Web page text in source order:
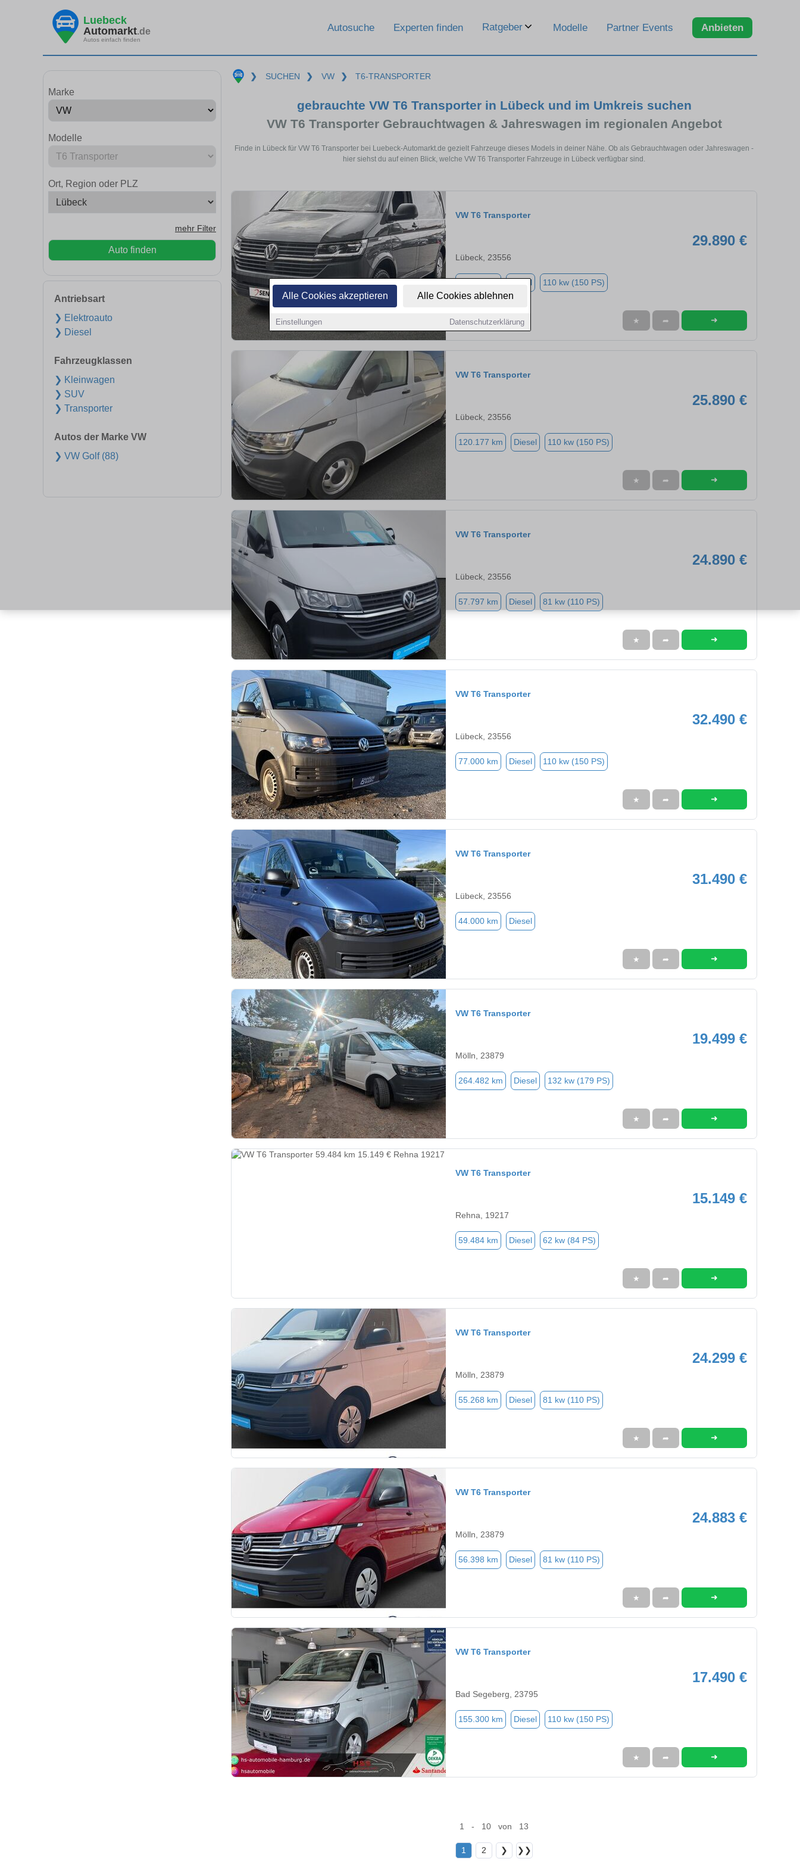
Alle Cookies akzeptieren Alle Cookies ablehnen
Einstellungen Datenschutzerklärung
Luebeck
Automarkt.de
Autos einfach finden
Autosuche Experten finden Ratgeber Modelle Partner Events Anbieten
Marke
Modelle
Ort, Region oder PLZ
mehr Filter
Auto finden
Antriebsart
❯ Elektroauto
❯ Diesel
Fahrzeugklassen
❯ Kleinwagen
❯ SUV
❯ Transporter
Autos der Marke VW
❯ VW Golf (88)
❯ SUCHEN ❯ VW ❯ T6-TRANSPORTER
gebrauchte VW T6 Transporter in Lübeck und im Umkreis suchen
VW T6 Transporter Gebrauchtwagen & Jahreswagen im regionalen Angebot
Finde in Lübeck für VW T6 Transporter bei Luebeck-Automarkt.de gezielt Fahrzeuge dieses Models in deiner Nähe. Ob als Gebrauchtwagen oder Jahreswagen -
hier siehst du auf einen Blick, welche VW T6 Transporter Fahrzeuge in Lübeck verfügbar sind.
VW T6 Transporter
29.890 €
Lübeck, 23556
Diesel 110 kw (150 PS)
★ ➦ ➜
VW T6 Transporter
25.890 €
Lübeck, 23556
120.177 km Diesel 110 kw (150 PS)
★ ➦ ➜
VW T6 Transporter
24.890 €
Lübeck, 23556
57.797 km Diesel 81 kw (110 PS)
★ ➦ ➜
VW T6 Transporter
32.490 €
Lübeck, 23556
77.000 km Diesel 110 kw (150 PS)
★ ➦ ➜
VW T6 Transporter
31.490 €
Lübeck, 23556
44.000 km Diesel
★ ➦ ➜
VW T6 Transporter
19.499 €
Mölln, 23879
264.482 km Diesel 132 kw (179 PS)
★ ➦ ➜
VW T6 Transporter
15.149 €
Rehna, 19217
59.484 km Diesel 62 kw (84 PS)
★ ➦ ➜
VW T6 Transporter
24.299 €
Mölln, 23879
55.268 km Diesel 81 kw (110 PS)
★ ➦ ➜
VW T6 Transporter
24.883 €
Mölln, 23879
56.398 km Diesel 81 kw (110 PS)
★ ➦ ➜
VW T6 Transporter
17.490 €
Bad Segeberg, 23795
155.300 km Diesel 110 kw (150 PS)
★ ➦ ➜
1 - 10 von 13
1 2 ❯ ❯❯